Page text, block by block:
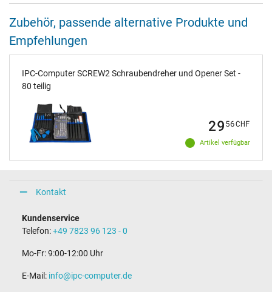
Zubehör, passende alternative Produkte und
Empfehlungen
IPC-Computer SCREW2 Schraubendreher und Opener Set -
80 teilig
Artikel verfügbar
2956CHF
Kontakt
Kundenservice
Telefon:+49 7823 96 123 - 0
Mo-Fr: 9:00-12:00 Uhr
E-Mail: info@ipc-computer.de